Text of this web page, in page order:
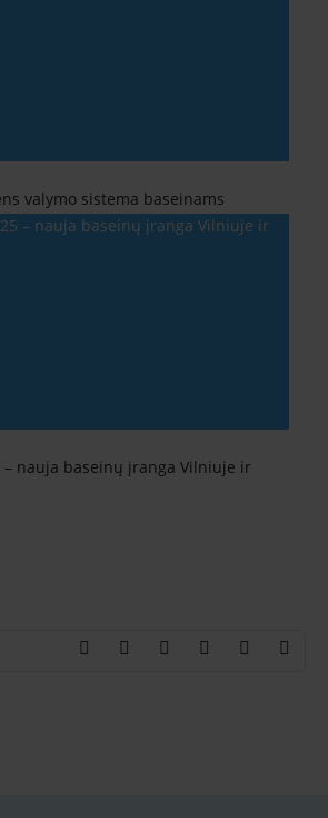
valymo sistema baseinams
– nauja baseinų įranga Vilniuje ir